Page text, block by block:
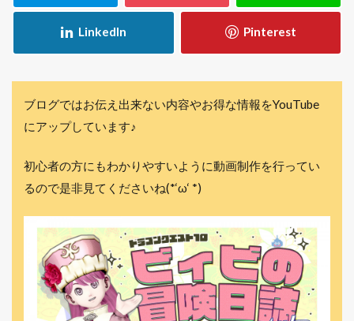
ブログではお伝え出来ない内容やお得な情報をYouTube
にアップしています♪
初心者の方にもわかりやすいように動画制作を行ってい
るので是非見てくださいね(*‘ω‘ *)